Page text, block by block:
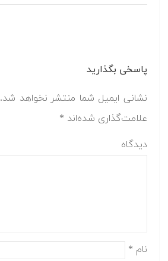
پاسخی بگذارید
نشانی ایمیل شما منتشر نخواهد شد.
علامت‌گذاری شده‌اند *
دیدگاه
نام *